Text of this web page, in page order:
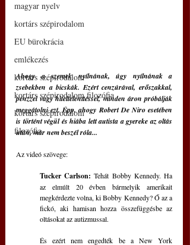
magyar nyelv
kortárs szépirodalom
EU bürokrácia
emlékezés
kortárs szépirodalom
kortárs szépirodalom filozófia
kortárs szépirodalom
filozófia
Ahogy a szemek nyílnának, úgy nyílnának a
zsebekben a bicskák. Ezért cenzúrával, erőszakkal,
pénzzel vagy hiteltelenítéssel, minden áron próbálják
meggátolni ezt. Épp, ahogy Robert De Niro esetében
is történt végül és hiába lett autista a gyereke az oltás
után, már nem beszél róla...
Az videó szövege:
Tucker Carlson: Tehát Bobby Kennedy. Ha
az elmúlt 20 évben bármelyik amerikait
megkérdezte volna, ki Bobby Kennedy? Ő az a
fickó, aki hamisan hozza összefüggésbe az
oltásokat az autizmussal.
És ezért nem engedték be a New York